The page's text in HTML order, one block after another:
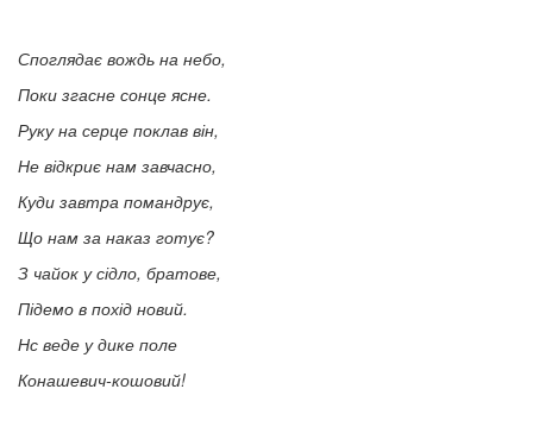
Споглядає вождь на небо,
Поки згасне сонце ясне.
Руку на серце поклав він,
Не відкриє нам завчасно,
Куди завтра помандрує,
Що нам за наказ готує?
З чайок у сідло, братове,
Підемо в похід новий.
Нс веде у дике поле
Конашевич-кошовий!